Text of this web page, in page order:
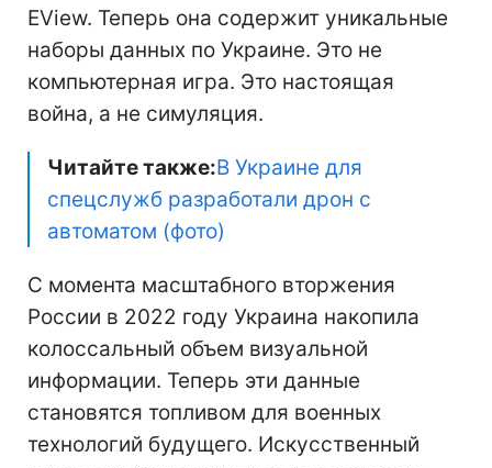
EView. Теперь она содержит уникальные
наборы данных по Украине. Это не
компьютерная игра. Это настоящая
война, а не симуляция.
Читайте также:В Украине для
спецслужб разработали дрон с
автоматом (фото)
С момента масштабного вторжения
России в 2022 году Украина накопила
колоссальный объем визуальной
информации. Теперь эти данные
становятся топливом для военных
технологий будущего. Искусственный